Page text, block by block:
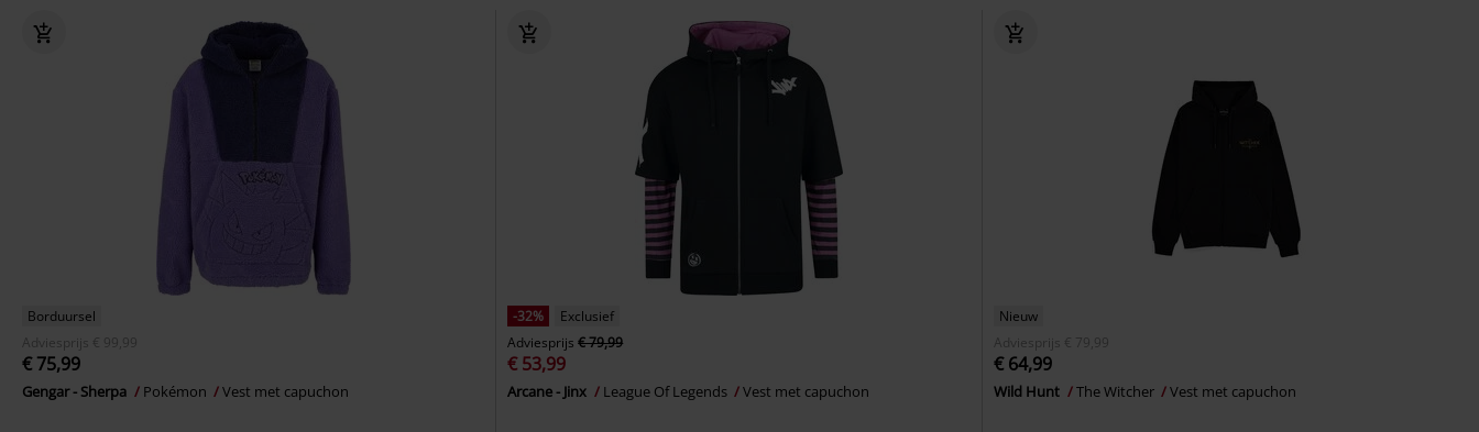
Borduursel
Adviesprijs
€ 99,99
€ 75,99
Gengar - Sherpa Pokémon Vest met capuchon
-32%
Exclusief
Adviesprijs € 79,99
€ 53,99
Arcane - Jinx League Of Legends Vest met capuchon
Nieuw
Adviesprijs
€ 79,99
€ 64,99
Wild Hunt The Witcher Vest met capuchon